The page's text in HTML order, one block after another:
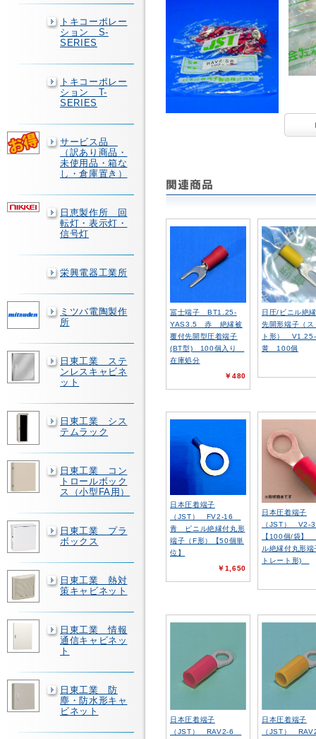
トキコーポレー
ション S-
SERIES
トキコーポレー
ション T-
SERIES
サービス品
（訳あり商品・
未使用品・箱な
し・倉庫置き）
日恵製作所 回
転灯・表示灯・
信号灯
栄興電器工業所
ミツバ電陶製作
所
日東工業 ステ
ンレスキャビネ
ット
日東工業 シス
テムラック
日東工業 コン
トロールボック
ス（小型FA用）
日東工業 プラ
ボックス
日東工業 熱対
策キャビネット
日東工業 情報
通信キャビネッ
ト
日東工業 防
塵・防水形キャ
ビネット
冨士端子 BT1.25-
YAS3.5 赤 絶縁被
覆付先開型圧着端子
(BT型) 100個入り
在庫処分
￥480
日圧/ビニル絶
先開形端子（ス
ト形）
黄 100個
日本圧着端子
（JST） FV2-16
青 ビニル絶縁付丸形
端子（F形）【50個単
位】
￥1,650
日本圧着端子
（JST） V2-
【100個/袋】
ル絶縁付丸形端
トレート形)
日本圧着端子
（JST） RAV2-6
日本圧着端子
（JST）